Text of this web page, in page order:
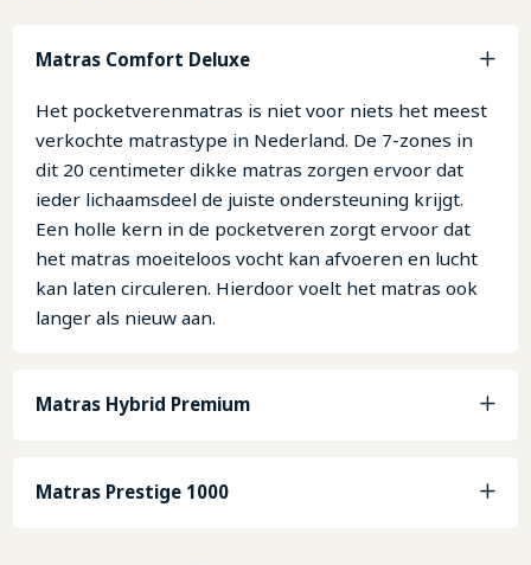
Matras Comfort Deluxe
Het pocketverenmatras is niet voor niets het meest
verkochte matrastype in Nederland. De 7-zones in
dit 20 centimeter dikke matras zorgen ervoor dat
ieder lichaamsdeel de juiste ondersteuning krijgt.
Een holle kern in de pocketveren zorgt ervoor dat
het matras moeiteloos vocht kan afvoeren en lucht
kan laten circuleren. Hierdoor voelt het matras ook
langer als nieuw aan.
Matras Hybrid Premium
Matras Prestige 1000